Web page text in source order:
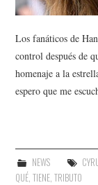
Los fanáticos de
control después de
homenaje a la
espero que me
NEWS
QUÉ,TIENE,TRIBUTO